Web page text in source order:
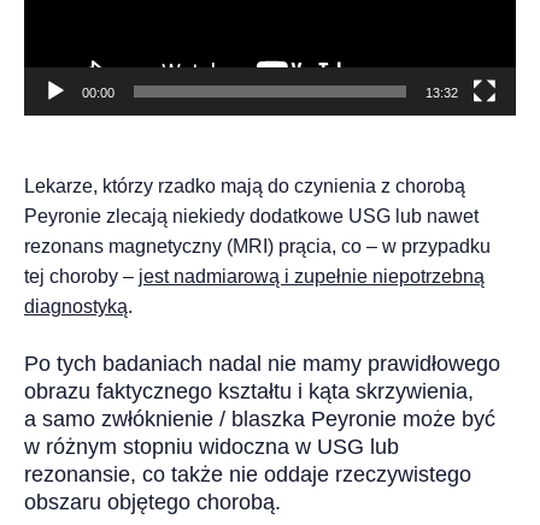
00:00 13:32
Lekarze, którzy rzadko mają do czynienia z chorobą
Peyronie zlecają niekiedy dodatkowe USG lub nawet
rezonans magnetyczny (MRI) prącia, co – w przypadku
tej choroby – jest nadmiarową i zupełnie niepotrzebną
diagnostyką.
Po tych badaniach nadal nie mamy prawidłowego
obrazu faktycznego kształtu i kąta skrzywienia,
a samo zwłóknienie / blaszka Peyronie może być
w różnym stopniu widoczna w USG lub
rezonansie, co także nie oddaje rzeczywistego
obszaru objętego chorobą.